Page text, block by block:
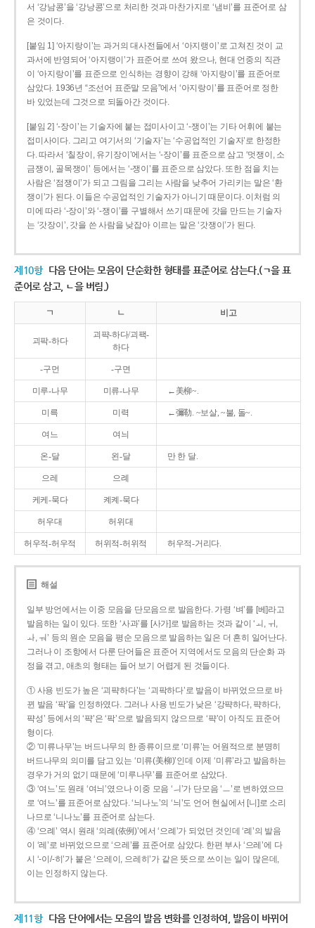
서 ‘강남콩’을 ‘강낭콩’으로 처리한 것과 마찬가지로 ‘냄비’를 표준어로 삼
은 것이다.
[붙임 1] ‘아지랑이’는 과거의 대사전들에서 ‘아지랭이’로 고쳐진 것이 교
과서에 반영되어 ‘아지랭이’가 표준어로 쓰여 왔으나, 현대 언중의 직관
이 ‘아지랑이’를 표준으로 인식하는 경향이 강해 ‘아지랑이’를 표준어로
삼았다. 1936년 “조선어 표준말 모음”에서 ‘아지랑이’를 표준어로 정한
바 있었는데 그것으로 되돌아간 것이다.
[붙임 2] ‘-장이’는 기술자에 붙는 접미사이고 ‘-쟁이’는 기타 어휘에 붙는
접미사이다. 그리고 여기서의 ‘기술자’는 ‘수공업적인 기술자’로 한정한
다. 따라서 ‘칠장이, 유기장이’에서는 ‘-장이’를 표준으로 삼고 ‘멋쟁이, 소
금쟁이, 골목쟁이’ 등에서는 ‘-쟁이’를 표준으로 삼았다. 또한 점을 치는
사람은 ‘점쟁이’가 되고 그림을 그리는 사람을 낮추어 가리키는 말은 ‘환
쟁이’가 된다. 이들은 수공업적인 기술자가 아니기 때문이다. 이처럼 의
미에 따라 ‘-장이’와 ‘-쟁이’를 구별해서 쓰기 때문에 갓을 만드는 기술자
는 ‘갓장이’, 갓을 쓴 사람을 낮잡아 이르는 말은 ‘갓쟁이’가 된다.
제10항 다음 단어는 모음이 단순화한 형태를 표준어로 삼는다.(ㄱ을 표
준어로 삼고, ㄴ을 버림.)
ㄱ ㄴ 비고
괴팍-하다
괴퍅-하다/괴팩-
하다
-구먼 -구면
미루-나무 미류-나무 ←美柳~.
미륵 미력 ←彌勒. ~보살, ~불, 돌~.
여느 여늬
온-달 왼-달 만 한 달.
으레 으례
케케-묵다 켸켸-묵다
허우대 허위대
허우적-허우적 허위적-허위적 허우적-거리다.
해설
일부 방언에서는 이중 모음을 단모음으로 발음한다. 가령 ‘벼’를 [베]라고
발음하는 일이 있다. 또한 ‘사과’를 [사가]로 발음하는 것과 같이 ‘ㅚ, ㅟ,
ㅘ, ㅝ’ 등의 원순 모음을 평순 모음으로 발음하는 일은 더 흔히 일어난다.
그러나 이 조항에서 다룬 단어들은 표준어 지역에서도 모음의 단순화 과
정을 겪고, 애초의 형태는 들어 보기 어렵게 된 것들이다.
① 사용 빈도가 높은 ‘괴퍅하다’는 ‘괴팍하다’로 발음이 바뀌었으므로 바
뀐 발음 ‘팍’을 인정하였다. 그러나 사용 빈도가 낮은 ‘강퍅하다, 퍅하다,
퍅성’ 등에서의 ‘퍅’은 ‘팍’으로 발음되지 않으므로 ‘퍅’이 아직도 표준어
형이다.
② ‘미류나무’는 버드나무의 한 종류이므로 ‘미류’는 어원적으로 분명히
버드나무의 의미를 담고 있는 ‘미류(美柳)’인데 이제 ‘미류’라고 발음하는
경우가 거의 없기 때문에 ‘미루나무’를 표준어로 삼았다.
③ ‘여느’도 원래 ‘여늬’였으나 이중 모음 ‘ㅢ’가 단모음 ‘ㅡ’로 변하였으므
로 ‘여느’를 표준어로 삼았다. ‘늬나노’의 ‘늬’도 언어 현실에서 [니]로 소리
나므로 ‘니나노’를 표준어로 삼는다.
④ ‘으례’ 역시 원래 ‘의례(依例)’에서 ‘으례’가 되었던 것인데 ‘례’의 발음
이 ‘레’로 바뀌었으므로 ‘으레’를 표준어로 삼았다. 한편 부사 ‘으레’에 다
시 ‘-이/-히’가 붙은 ‘으레이, 으레히’가 같은 뜻으로 쓰이는 일이 많은데,
이는 인정하지 않는다.
제11항 다음 단어에서는 모음의 발음 변화를 인정하여, 발음이 바뀌어